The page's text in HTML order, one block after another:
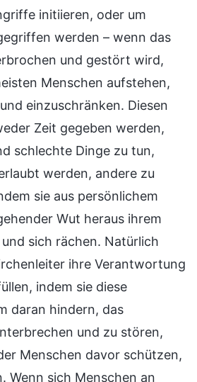
initiieren, oder um
werden – wenn das
und gestört wird,
Menschen aufstehen,
einzuschränken. Diesen
Zeit gegeben werden,
schlechte Dinge zu tun,
werden, andere zu
sie aus persönlichem
Wut heraus ihrem
sich rächen. Natürlich
ihre Verantwortung
indem sie diese
daran hindern, das
und zu stören,
Menschen davor schützen,
Wenn sich Menschen an